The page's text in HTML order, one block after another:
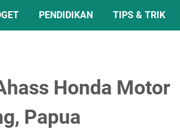
PENDIDIKAN TIPS & TRIK
Honda Motor
Papua